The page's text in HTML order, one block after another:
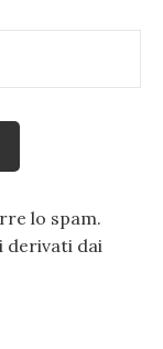
lo spam.
derivati dai